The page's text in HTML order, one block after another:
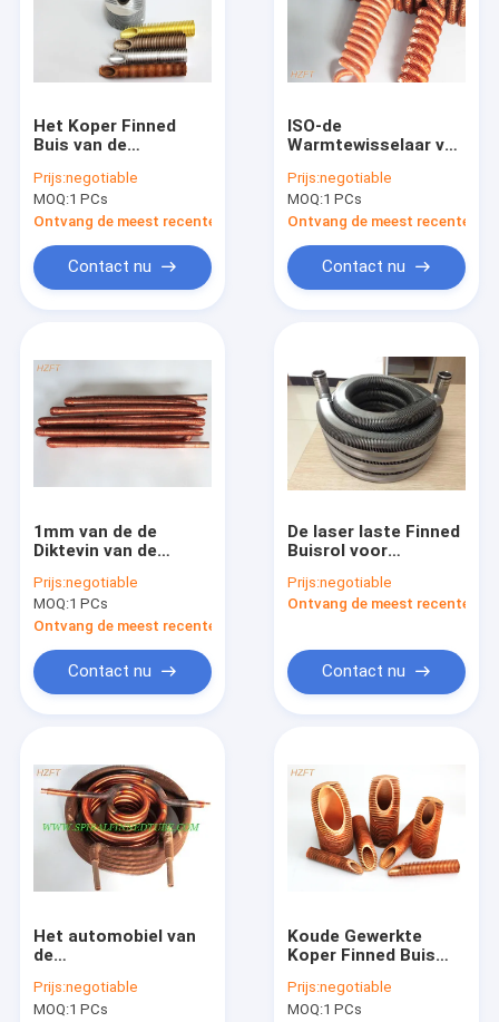
Huis
Producten
Fabrieksreis
Kwaliteitscontrole
Verzoek om een Citaat
spiraalvormige finned buis
Koper Finned Buis
De buis van de aluminiumvin
Uitgedreven Vinbuis
Roestvrij staal Finned Buis
Het Koper Finned
Buis van de
Geschikt om Boilers
Te condenseren
Prijs:negotiable
MOQ:1 PCs
Ontvang de meest recente Prijs
Contact nu
ISO-de
Warmtewisselaar van
Kopernikkel in
Koelingscondensator/
Prijs:negotiable
MOQ:1 PCs
Ontvang de meest recente
Contact nu
1mm van de de
Diktevin van de
RolWarmtewisselaar
met het Materiaal
van C12000/C12200-
Prijs:negotiable
MOQ:1 PCs
Ontvang de meest recente Prijs
Contact nu
De laser laste Finned
Buisrol voor
het Verwarmen
Prijs:negotiable
Ontvang de meest recente
Contact nu
Het automobiel van
de
van de
Techniekcondensator
Prijs:negotiable
MOQ:1 PCs
Koude Gewerkte
Koper Finned Buis
Luchtkoeling/Finned
BuizenWarmtewisselaar
Prijs:negotiable
MOQ:1 PCs